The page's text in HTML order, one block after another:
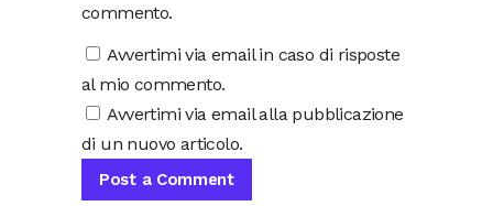
commento.
Avvertimi via email in caso di risposte
al mio commento.
Avvertimi via email alla pubblicazione
di un nuovo articolo.